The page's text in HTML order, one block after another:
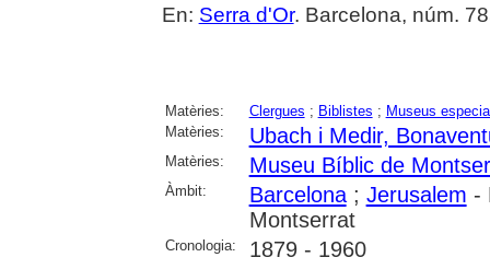
En: Serra d'Or. Barcelona, núm.
Matèries: Clergues ; Biblistes ; Museus
Matèries:
Ubach i Medir,
Matèries: Museu Bíblic de
Àmbit: Barcelona; Jerusalem -
Montserrat
Cronologia: 1879 - 1960